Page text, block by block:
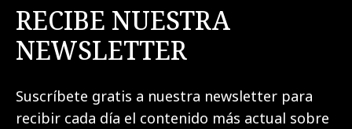
RECIBE NUESTRA
NEWSLETTER
Suscríbete gratis a nuestra newsletter para
recibir cada día el contenido más actual sobre